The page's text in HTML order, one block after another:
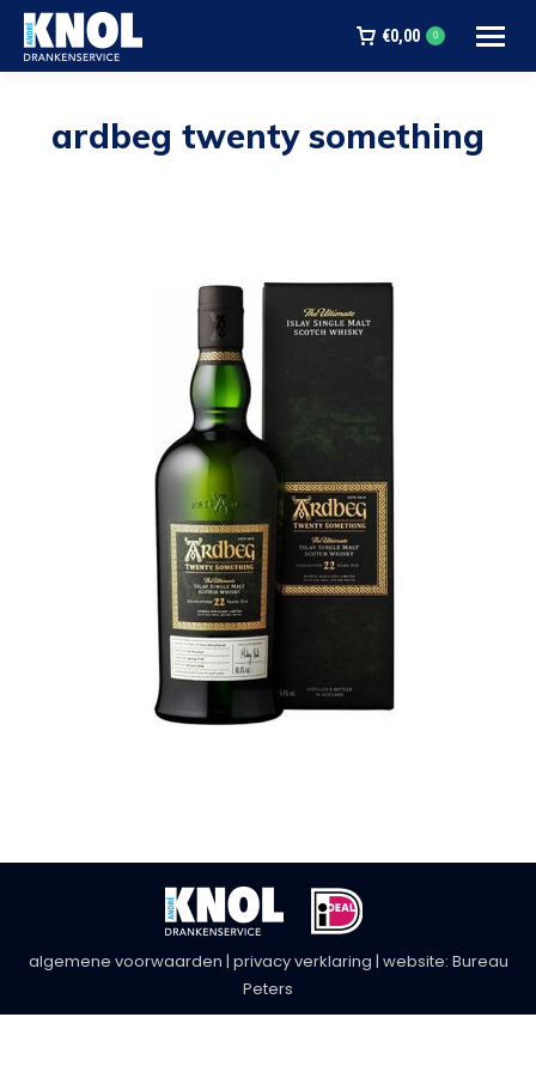
€0,00 0
ardbeg twenty something
algemene voorwaarden | privacy verklaring | website: Bureau
Peters